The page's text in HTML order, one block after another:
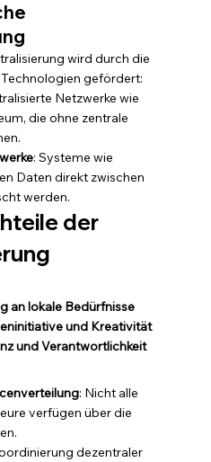
wird durch die
gefördert:
Netzwerke wie
die ohne zentrale
: Systeme wie
Daten direkt zwischen
werden.
der
an lokale Bedürfnisse
und Kreativität
und Verantwortlichkeit
: Nicht alle
verfügen über die
dezentraler